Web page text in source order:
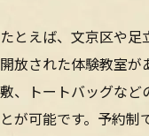
たとえば、文京区や
開放された体験教室が
敷、トートバッグなど
とが可能です。予約制